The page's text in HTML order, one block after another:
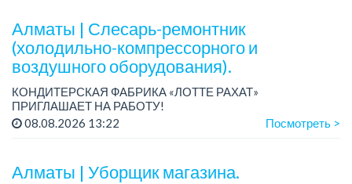
Алматы | Слесарь-ремонтник
(холодильно-компрессорного и
воздушного оборудования).
КОНДИТЕРСКАЯ ФАБРИКА «ЛОТТЕ РАХАТ»
ПРИГЛАШАЕТ НА РАБОТУ!
График работы: сменный.
08.08.2026 13:22 Посмотреть >
Алматы | Уборщик магазина.